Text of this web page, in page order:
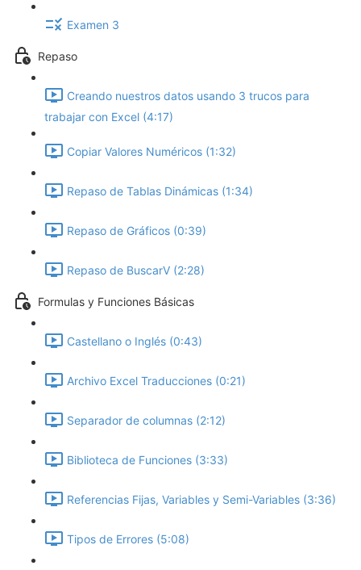
Examen 3
Repaso
Creando nuestros datos usando 3 trucos para
trabajar con Excel (4:17)
Copiar Valores Numéricos (1:32)
Repaso de Tablas Dinámicas (1:34)
Repaso de Gráficos (0:39)
Repaso de BuscarV (2:28)
Formulas y Funciones Básicas
Castellano o Inglés (0:43)
Archivo Excel Traducciones (0:21)
Separador de columnas (2:12)
Biblioteca de Funciones (3:33)
Referencias Fijas, Variables y Semi-Variables (3:36)
Tipos de Errores (5:08)